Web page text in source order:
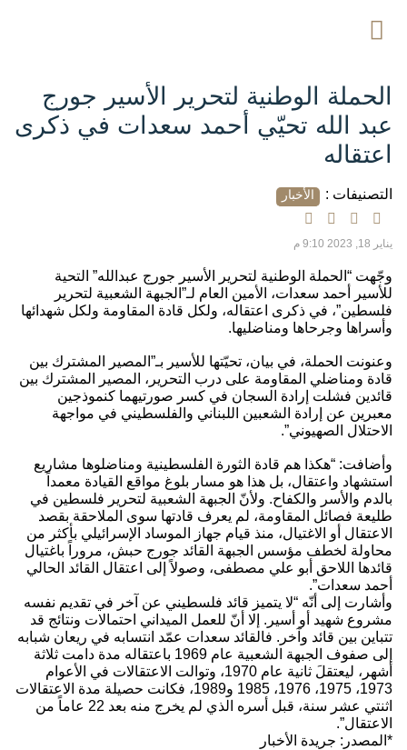
الحملة الوطنية لتحرير الأسير جورج
عبد الله تحيّي أحمد سعدات في ذكرى
اعتقاله
التصنيفات : الأخبار
يناير 18, 2023 9:10 م
وجّهت “الحملة الوطنية لتحرير الأسير جورج عبدالله” التحية
للأسير أحمد سعدات، الأمين العام لـ”الجبهة الشعبية لتحرير
فلسطين”، في ذكرى اعتقاله، ولكل قادة المقاومة ولكل شهدائها
وأسراها وجرحاها ومناضليها.
وعنونت الحملة، في بيان، تحيّتها للأسير بـ”المصير المشترك بين
قادة ومناضلي المقاومة على درب التحرير، المصير المشترك بين
قائدين فشلت إرادة السجان في كسر صورتيهما كنموذجين
معبرين عن إرادة الشعبين اللبناني والفلسطيني في مواجهة
الاحتلال الصهيوني”.
وأضافت: “هكذا هم قادة الثورة الفلسطينية ومناضلوها مشاريع
استشهاد واعتقال، بل هذا هو مسار بلوغ مواقع القيادة معمداً
بالدم والأسر والكفاح. ولأنّ الجبهة الشعبية لتحرير فلسطين في
طليعة فصائل المقاومة، لم يعرف قادتها سوى الملاحقة بقصد
الاعتقال أو الاغتيال، منذ قيام جهاز الموساد الإسرائيلي بأكثر من
محاولة لخطف مؤسس الجبهة القائد جورج حبش، مروراً باغتيال
قائدها اللاحق أبو علي مصطفى، وصولاً إلى اعتقال القائد الحالي
أحمد سعدات”.
وأشارت إلى أنّه “لا يتميز قائد فلسطيني عن آخر في تقديم نفسه
مشروع شهيد أو أسير. إلا أنّ للعمل الميداني احتمالات ونتائج قد
تتباين بين قائد وآخر. فالقائد سعدات عمّد انتسابه في ريعان شبابه
إلى صفوف الجبهة الشعبية عام 1969 باعتقاله مدة دامت ثلاثة
أشهر، ليعتقلَ ثانية عام 1970، وتوالت الاعتقالات في الأعوام
1973، 1975، 1976، 1985 و1989، فكانت حصيلة مدة الاعتقالات
اثنتي عشر سنة، قبل أسره الذي لم يخرج منه بعد 22 عاماً من
الاعتقال”.
*المصدر: جريدة الأخبار